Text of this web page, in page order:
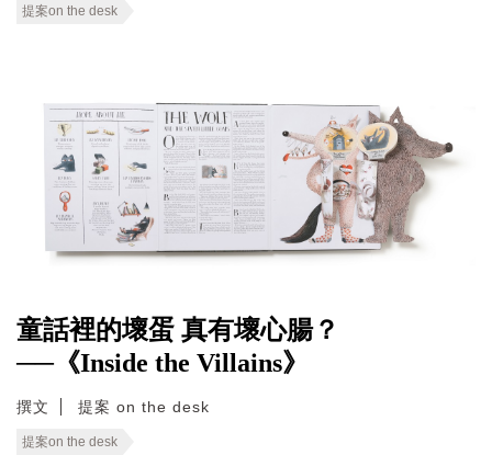
提案on the desk
童話裡的壞蛋 真有壞心腸？
──《Inside the Villains》
撰文 提案 on the desk
提案on the desk